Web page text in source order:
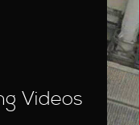
Videos